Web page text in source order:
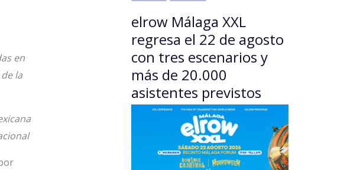
en
la
elrow Málaga XXL
regresa el 22 de agosto
con tres escenarios y
más de 20.000
asistentes previstos